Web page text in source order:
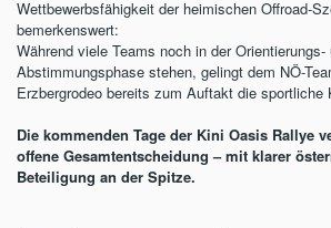
Wettbewerbsfähigkeit der heimischen Offroad-
bemerkenswert:
Während viele Teams noch in der Orientierungs-
Abstimmungsphase stehen, gelingt dem NÖ-
Erzbergrodeo bereits zum Auftakt die sportliche
Die kommenden Tage der Kini Oasis Rallye
offene Gesamtentscheidung – mit klarer
Beteiligung an der Spitze.